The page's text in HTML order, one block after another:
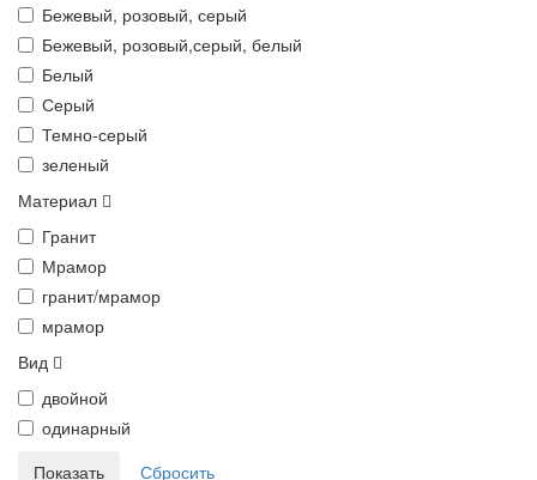
Бежевый, розовый, серый
Бежевый, розовый,серый, белый
Белый
Серый
Темно-серый
зеленый
Материал
Гранит
Мрамор
гранит/мрамор
мрамор
Вид
двойной
одинарный